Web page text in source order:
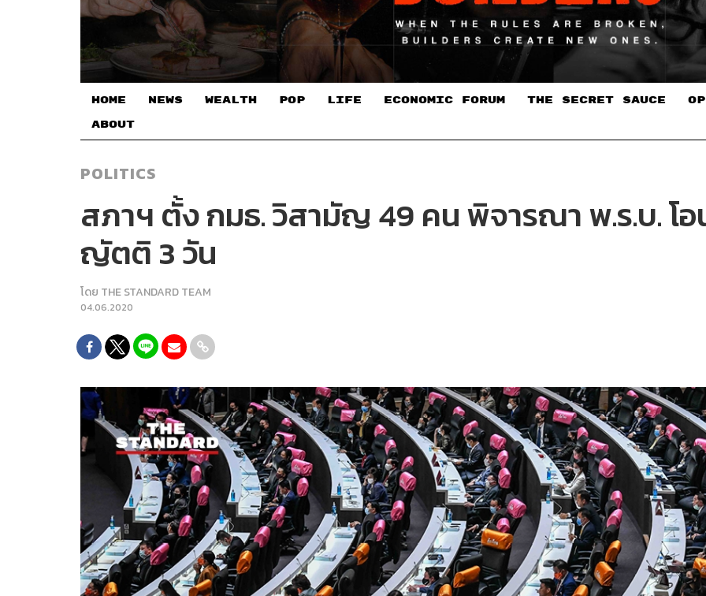
HOME NEWS WEALTH POP LIFE ECONOMIC FORUM THE SECRET SAUCE​
ABOUT
POLITICS
สภาฯ ตั้ง กมธ. วิสามัญ 49 คน พิจารณา พ.ร.บ. โอ
ญัตติ 3 วัน
โดย THE STANDARD TEAM
04.06.2020